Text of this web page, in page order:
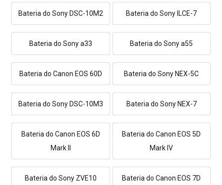
Bateria do Sony DSC-10M2 Bateria do Sony ILCE-7
Bateria do Sony a33 Bateria do Sony a55
Bateria do Canon EOS 60D Bateria do Sony NEX-5C
Bateria do Sony DSC-10M3 Bateria do Sony NEX-7
Bateria do Canon EOS 6D
Mark II
Bateria do Canon EOS 5D
Mark IV
Bateria do Sony ZVE10 Bateria do Canon EOS 7D